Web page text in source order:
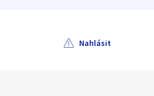
Nahlásit